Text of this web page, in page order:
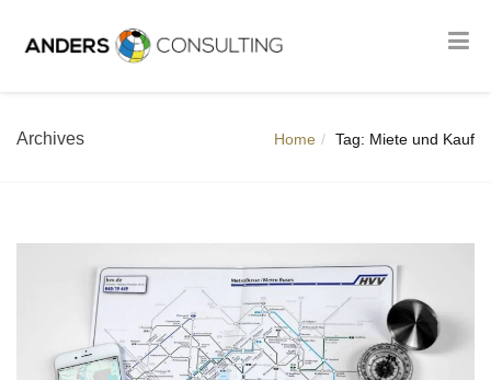
Archives Home Tag: Miete und Kauf